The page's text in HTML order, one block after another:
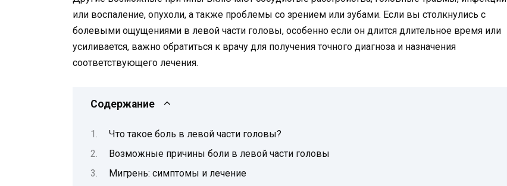
или воспаление, опухоли, а также проблемы со зрением или зубами. Если вы столкнулись с
болевыми ощущениями в левой части головы, особенно если он длится длительное время или
усиливается, важно обратиться к врачу для получения точного диагноза и назначения
соответствующего лечения.
Содержание
Что такое боль в левой части головы?
Возможные причины боли в левой части головы
Мигрень: симптомы и лечение